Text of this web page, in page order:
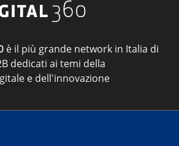
è il più grande network in Italia di
dedicati ai temi della
e dell'innovazione